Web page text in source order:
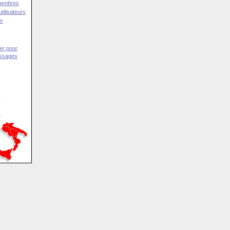
pour